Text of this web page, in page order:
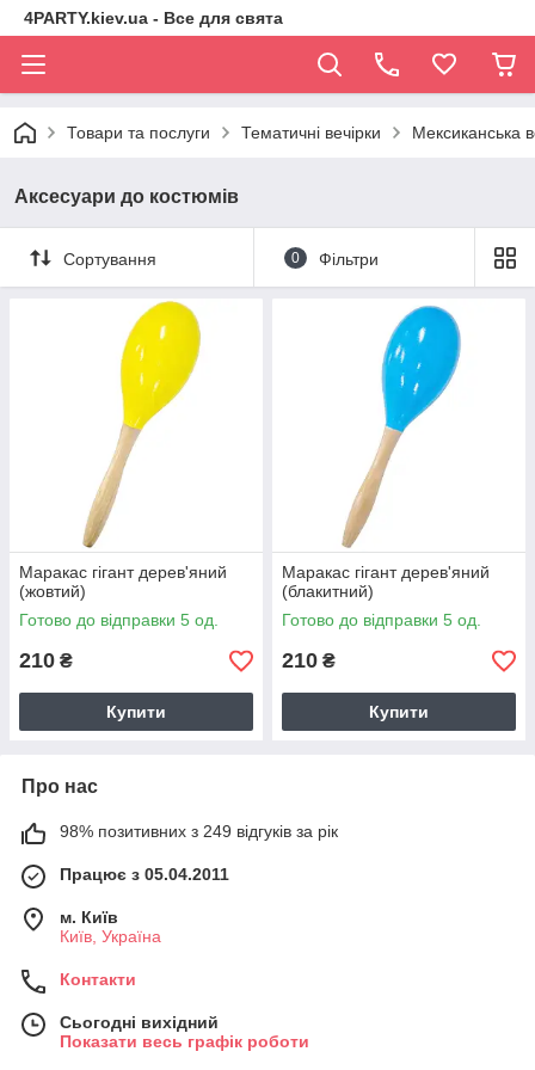
4PARTY.kiev.ua - Все для свята
Товари та послуги Тематичні вечірки Мексиканська
Аксесуари до костюмів
Сортування 0 Фільтри
Маракас гігант дерев'яний
(жовтий)
Готово до відправки 5 од.
210 ₴
Купити
Маракас гігант дерев'яний
(блакитний)
Готово до відправки 5 од.
210 ₴
Купити
Про нас
98% позитивних з 249 відгуків за рік
Працює з 05.04.2011
м. Київ
Київ, Україна
Контакти
Сьогодні вихідний
Показати весь графік роботи